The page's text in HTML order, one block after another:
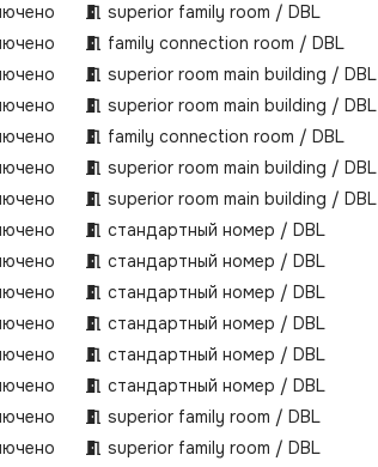
superior family room / DBL
family connection room / DBL
superior room main building / DBL
superior room main building / DBL
family connection room / DBL
superior room main building / DBL
superior room main building / DBL
стандартный номер / DBL
стандартный номер / DBL
стандартный номер / DBL
стандартный номер / DBL
стандартный номер / DBL
стандартный номер / DBL
superior family room / DBL
superior family room / DBL